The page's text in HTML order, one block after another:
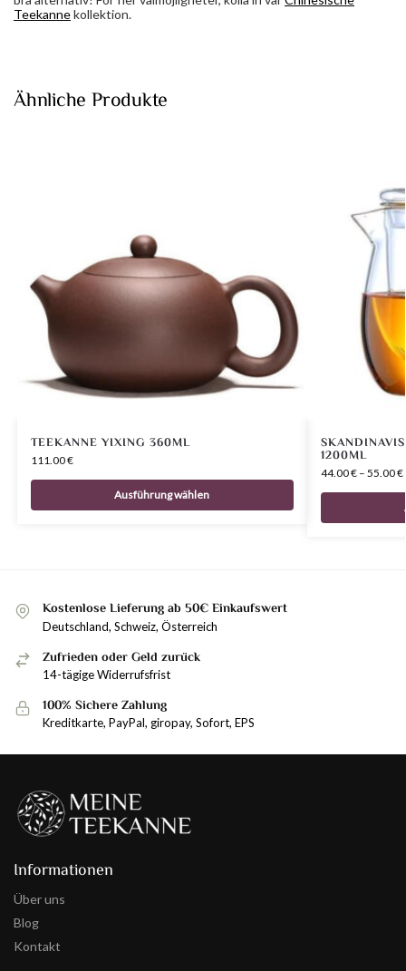
Teekannekollektion.
Ähnliche Produkte
TEEKANNE YIXING 360ML
111.00€
Ausführung wählen
1200ML
44.00€ – 55.00€
Kostenlose Lieferung ab 50€ Einkaufswert
Deutschland, Schweiz, Österreich
Zufrieden oder Geld zurück
14-tägige Widerrufsfrist
100% Sichere Zahlung
Kreditkarte, PayPal, giropay, Sofort, EPS
Informationen
Über uns
Blog
Kontakt